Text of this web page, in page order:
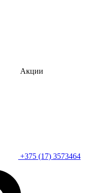
Акции
+375 (17) 3573464